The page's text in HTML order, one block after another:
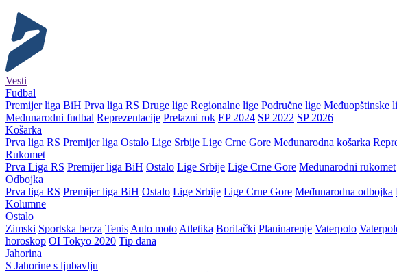
Vesti
Fudbal
Premijer liga BiH Prva liga RS Druge lige Regionalne lige Područne lige Međuopštinske
Međunarodni fudbal Reprezentacije Prelazni rok EP 2024 SP 2022 SP 2026
Košarka
Prva liga RS Premijer liga Ostalo Lige Srbije Lige Crne Gore Međunarodna košarka
Rukomet
Prva Liga RS Premijer liga BiH Ostalo Lige Srbije Lige Crne Gore Međunarodni rukomet
Odbojka
Prva liga RS Premijer liga BiH Ostalo Lige Srbije Lige Crne Gore Međunarodna odbojka
Kolumne
Ostalo
Zimski Sportska berza Tenis Auto moto Atletika Borilački Planinarenje Vaterpolo
horoskop OI Tokyo 2020 Tip dana
Jahorina
S Jahorine s ljubavlju